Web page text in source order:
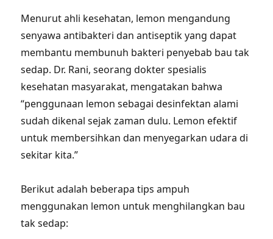
Menurut ahli kesehatan, lemon mengandung
senyawa antibakteri dan antiseptik yang dapat
membantu membunuh bakteri penyebab bau tak
sedap. Dr. Rani, seorang dokter spesialis
kesehatan masyarakat, mengatakan bahwa
“penggunaan lemon sebagai desinfektan alami
sudah dikenal sejak zaman dulu. Lemon efektif
untuk membersihkan dan menyegarkan udara di
sekitar kita.”
Berikut adalah beberapa tips ampuh
menggunakan lemon untuk menghilangkan bau
tak sedap: